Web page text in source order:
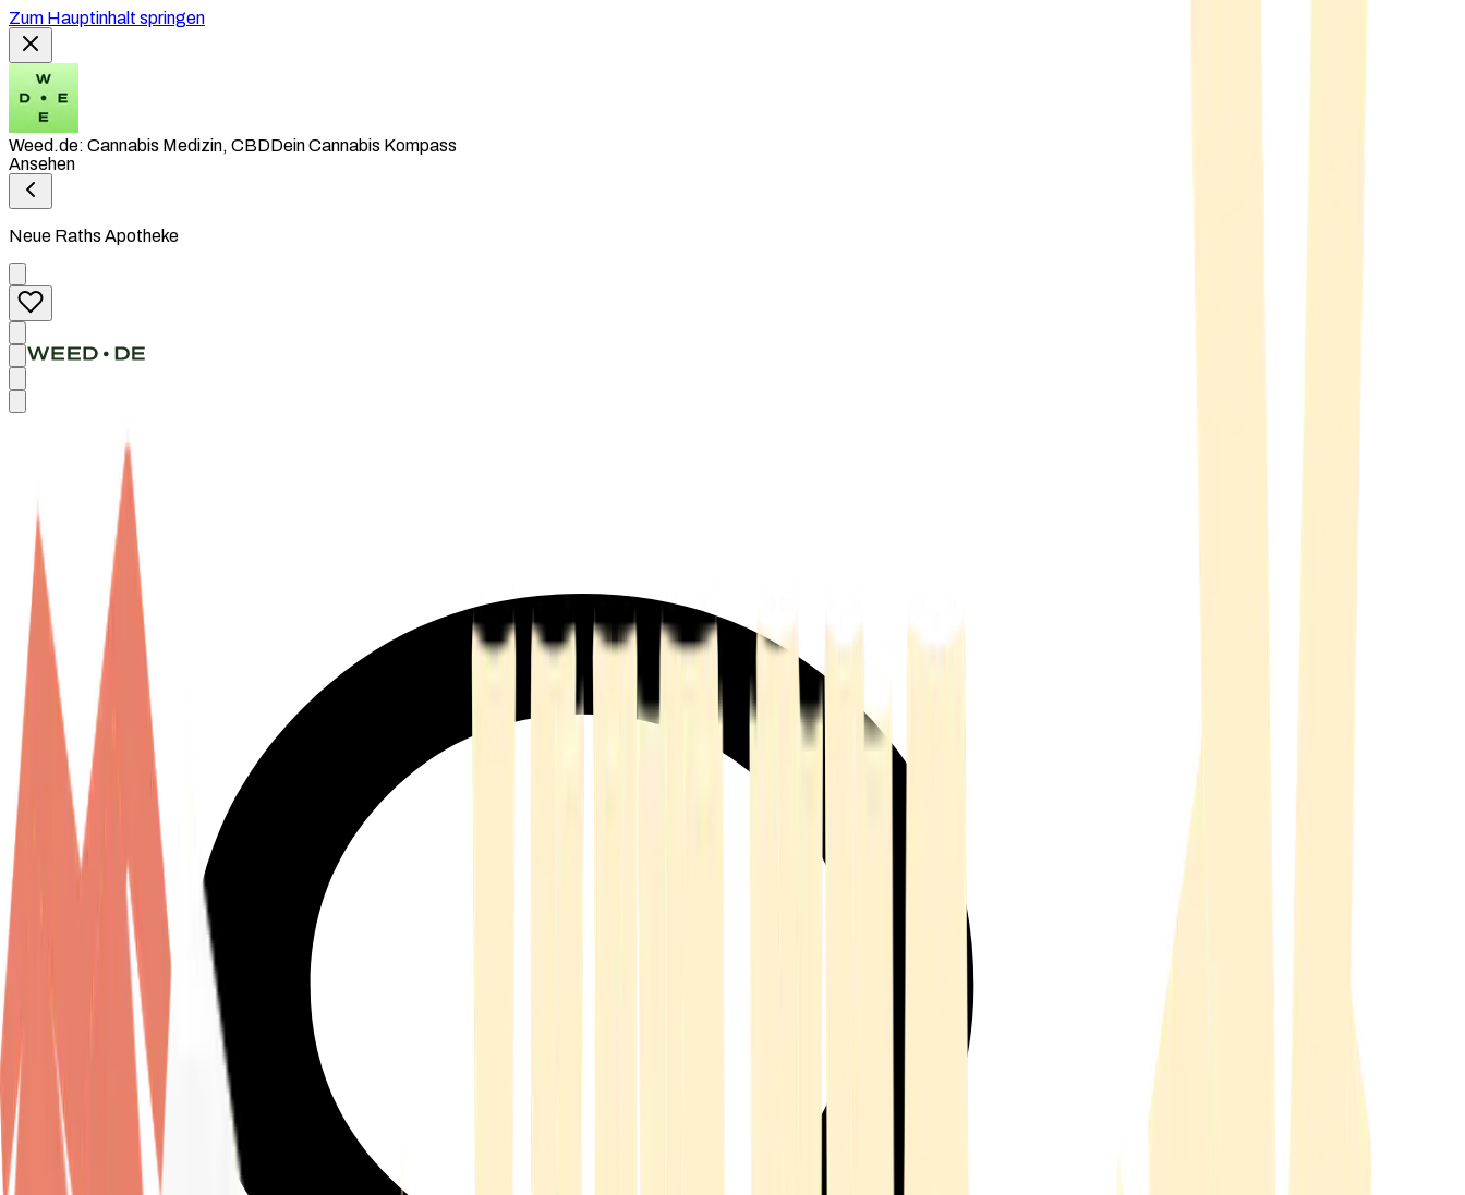
Zum Hauptinhalt springen
Weed.de: Cannabis Medizin, CBDDein Cannabis Kompass
Ansehen
Neue Raths Apotheke